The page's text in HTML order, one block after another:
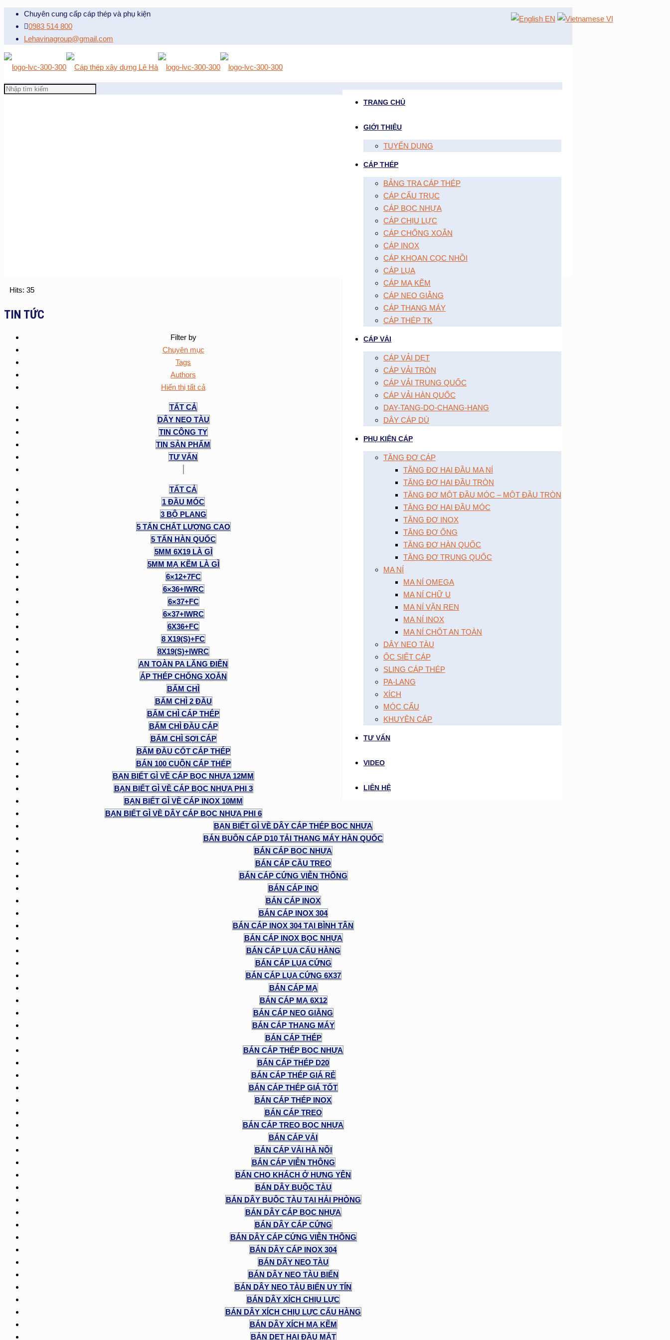
Chuyên cung cấp cáp thép và phụ kiện
0983 514 800
Lehavinagroup@gmail.com
TRANG CHỦ
GIỚI THIỆU
TUYỂN DỤNG
CÁP THÉP
BẢNG TRA CÁP THÉP
CÁP CẨU TRỤC
CÁP BỌC NHỰA
CÁP CHỊU LỰC
CÁP CHỐNG XOẮN
CÁP INOX
CÁP KHOAN CỌC NHỒI
CÁP LỤA
CÁP MẠ KẼM
CÁP NEO GIẰNG
CÁP THANG MÁY
CÁP THÉP TK
CÁP VẢI
CÁP VẢI DẸT
CÁP VẢI TRÒN
CÁP VẢI TRUNG QUỐC
CÁP VẢI HÀN QUỐC
DAY-TANG-DO-CHANG-HANG
DÂY CÁP DÙ
PHỤ KIỆN CÁP
TĂNG ĐƠ CÁP
TĂNG ĐƠ HAI ĐẦU MA NÍ
TĂNG ĐƠ HAI ĐẦU TRÒN
TĂNG ĐƠ MỘT ĐẦU MÓC – MỘT ĐẦU TRÒN
TĂNG ĐƠ HAI ĐẦU MÓC
TĂNG ĐƠ INOX
TĂNG ĐƠ ỐNG
TĂNG ĐƠ HÀN QUỐC
TĂNG ĐƠ TRUNG QUỐC
MA NÍ
MA NÍ OMEGA
MA NÍ CHỮ U
MA NÍ VẶN REN
MA NÍ INOX
MA NÍ CHỐT AN TOÀN
DÂY NEO TÀU
ỐC SIẾT CÁP
SLING CÁP THÉP
PA-LANG
XÍCH
MÓC CẨU
KHUYÊN CÁP
TƯ VẤN
VIDEO
LIÊN HỆ
Hits: 35
TIN TỨC
Filter by
Chuyên mục
Tags
Authors
Hiển thị tất cả
TẤT CẢ
DÂY NEO TÀU
TIN CÔNG TY
TIN SẢN PHẨM
TƯ VẤN
TẤT CẢ
1 ĐẦU MÓC
3 BỘ PLANG
5 TẤN CHẤT LƯỢNG CAO
5 TẤN HÀN QUỐC
5MM 6X19 LÀ GÌ
5MM MẠ KẼM LÀ GÌ
6×12+7FC
6×36+IWRC
6×37+FC
6×37+IWRC
6X36+FC
8 X19(S)+FC
8X19(S)+IWRC
AN TOÀN PA LĂNG ĐIỆN
ÁP THÉP CHỐNG XOẮN
BẤM CHÌ
BẤM CHÌ 2 ĐẦU
BẤM CHÌ CÁP THÉP
BẤM CHÌ ĐẦU CÁP
BẤM CHÌ SỢI CÁP
BẤM ĐẦU CỐT CÁP THÉP
BÁN 100 CUỘN CÁP THÉP
BẠN BIẾT GÌ VỀ CÁP BỌC NHỰA 12MM
BẠN BIẾT GÌ VỀ CÁP BỌC NHỰA PHI 3
BẠN BIẾT GÌ VỀ CÁP INOX 10MM
BẠN BIẾT GÌ VỀ DÂY CÁP BỌC NHỰA PHI 6
BẠN BIẾT GÌ VỀ DÂY CÁP THÉP BỌC NHỰA
BÁN BUÔN CÁP D10 TẢI THANG MÁY HÀN QUỐC
BÁN CÁP BỌC NHỰA
BÁN CÁP CẦU TREO
BÁN CÁP CỨNG VIỄN THÔNG
BÁN CÁP INO
BÁN CÁP INOX
BÁN CÁP INOX 304
BÁN CÁP INOX 304 TẠI BÌNH TÂN
BÁN CÁP INOX BỌC NHỰA
BÁN CÁP LỤA CẨU HÀNG
BÁN CÁP LỤA CỨNG
BÁN CÁP LỤA CỨNG 6X37
BÁN CÁP MẠ
BÁN CÁP MẠ 6X12
BÁN CÁP NEO GIẰNG
BÁN CÁP THANG MÁY
BÁN CÁP THÉP
BÁN CÁP THÉP BỌC NHỰA
BÁN CÁP THÉP D20
BÁN CÁP THÉP GIÁ RẺ
BÁN CÁP THÉP GIÁ TỐT
BÁN CÁP THÉP INOX
BÁN CÁP TREO
BÁN CÁP TREO BỌC NHỰA
BÁN CÁP VẢI
BÁN CÁP VẢI HÀ NỘI
BÁN CÁP VIỄN THÔNG
BÁN CHO KHÁCH Ở HƯNG YÊN
BÁN DÂY BUỘC TÀU
BÁN DÂY BUỘC TÀU TẠI HẢI PHÒNG
BÁN DÂY CÁP BỌC NHỰA
BÁN DÂY CÁP CỨNG
BÁN DÂY CÁP CỨNG VIỄN THÔNG
BÁN DÂY CÁP INOX 304
BÁN DÂY NEO TÀU
BÁN DÂY NEO TÀU BIỂN
BÁN DÂY NEO TÀU BIỂN UY TÍN
BÁN DÂY XÍCH CHỊU LỰC
BÁN DÂY XÍCH CHỊU LỰC CẨU HÀNG
BÁN DÂY XÍCH MẠ KẼM
BẢN DẸT HAI ĐẦU MẮT
EN VI